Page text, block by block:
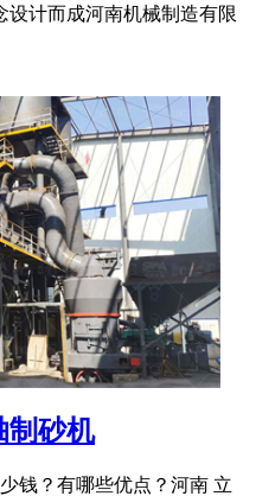
设计而成河南机械制造有限
制砂机
钱？有哪些优点？河南 立